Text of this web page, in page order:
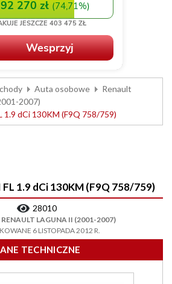
Auta osobowe
Renault
2007)
1.9 dCi 130KM (F9Q 758/759)
1.9 dCi 130KM (F9Q 758/759)
28010
RENAULT LAGUNA II (2001-2007)
6 LISTOPADA 2012 R.
TECHNICZNE